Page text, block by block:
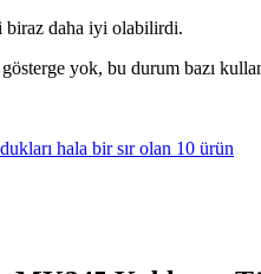
biraz daha iyi olabilirdi.
yok, bu durum bazı
hala bir sır olan 10 ürün